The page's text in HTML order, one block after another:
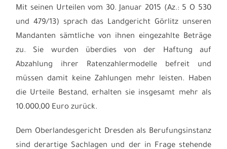
Mit seinen Urteilen vom 30. Januar 2015 (Az.: 5 O 530
und 479/13) sprach das Landgericht Görlitz unseren
Mandanten sämtliche von ihnen eingezahlte Beträge
zu. Sie wurden überdies von der Haftung auf
Abzahlung ihrer Ratenzahlermodelle befreit und
müssen damit keine Zahlungen mehr leisten. Haben
die Urteile Bestand, erhalten sie insgesamt mehr als
10.000,00 Euro zurück.
Dem Oberlandesgericht Dresden als Berufungsinstanz
sind derartige Sachlagen und der in Frage stehende